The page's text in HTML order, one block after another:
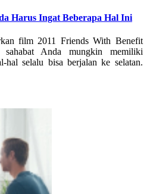
Harus Ingat Beberapa Hal Ini
film 2011 Friends With Benefit
Anda mungkin memiliki
hal selalu bisa berjalan ke selatan.